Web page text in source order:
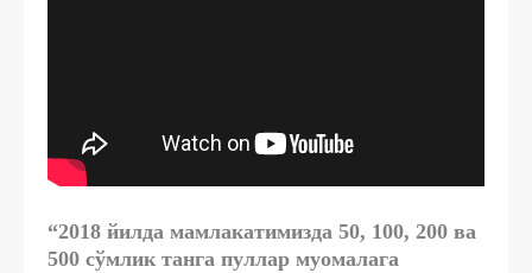
“2018 йилда мамлакатимизда 50, 100, 200 ва
500 сўмлик танга пуллар муомалага